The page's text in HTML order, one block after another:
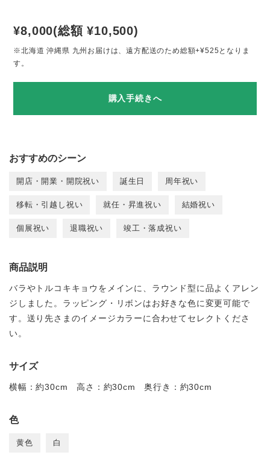
¥8,000(総額 ¥10,500)
※北海道 沖縄県 九州お届けは、遠方配送のため総額+¥525となりま
す。
購入手続きへ
おすすめのシーン
開店・開業・開院祝い 誕生日 周年祝い
移転・引越し祝い 就任・昇進祝い 結婚祝い
個展祝い 退職祝い 竣工・落成祝い
商品説明
バラやトルコキキョウをメインに、ラウンド型に品よくアレン
ジしました。ラッピング・リボンはお好きな色に変更可能で
す。送り先さまのイメージカラーに合わせてセレクトくださ
い。
サイズ
横幅：約30cm 高さ：約30cm 奥行き：約30cm
色
黄色 白